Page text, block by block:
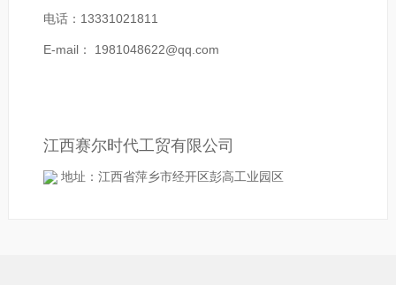
电话：13331021811
E-mail： 1981048622@qq.com
江西赛尔时代工贸有限公司
地址：江西省萍乡市经开区彭高工业园区